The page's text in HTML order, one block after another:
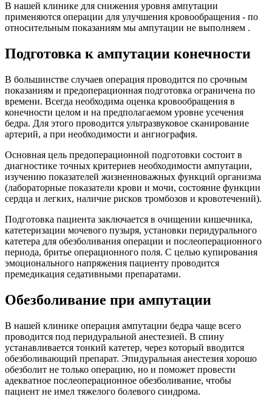
В нашей клинике для снижения уровня ампутации
применяются операции для улучшения кровообращения - по
относительным показаниям мы ампутации не выполняем .
Подготовка к ампутации конечности
В большинстве случаев операция проводится по срочным
показаниям и предоперационная подготовка ограничена по
времени. Всегда необходима оценка кровообращения в
конечности целом и на предполагаемом уровне усечения
бедра. Для этого проводится ультразвуковое сканирование
артерий, а при необходимости и ангиография.
Основная цель предоперационной подготовки состоит в
диагностике точных критериев необходимости ампутации,
изучению показателей жизненноважных функций организма
(лабораторные показатели крови и мочи, состояние функции
сердца и легких, наличие рисков тромбозов и кровотечений).
Подготовка пациента заключается в очищении кишечника,
катетеризации мочевого пузыря, установки перидурального
катетера для обезболивания операции и послеоперационного
периода, бритье операционного поля. С целью купирования
эмоционального напряжения пациенту проводится
премедикация седативными препаратами.
Обезболивание при ампутации
В нашей клинике операция ампутации бедра чаще всего
проводится под перидуральной анестезией. В спину
устанавливается тонкий катетер, через который вводится
обезболивающий препарат. Эпидуральная анестезия хорошо
обезболит не только операцию, но и поможет провести
адекватное послеоперационное обезболивание, чтобы
пациент не имел тяжелого болевого синдрома.